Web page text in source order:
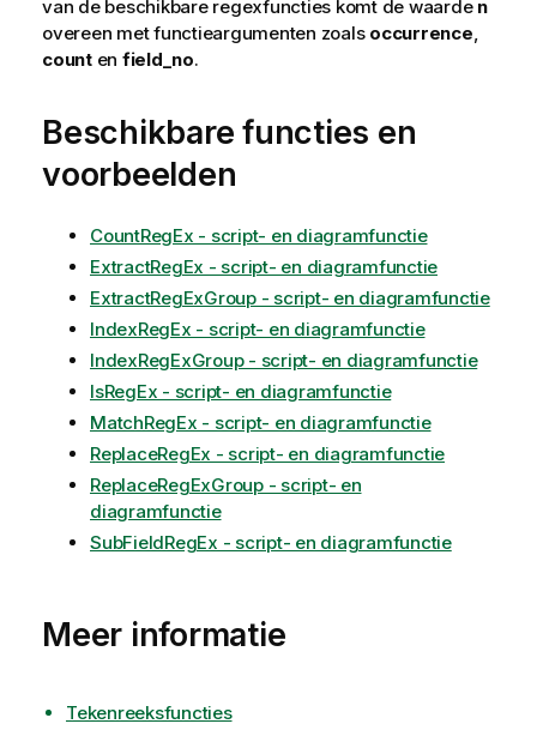
van de beschikbare regexfuncties komt de waarde n
overeen met functieargumenten zoals occurrence,
counten field_no.
Beschikbare functies en
voorbeelden
CountRegEx - script- en diagramfunctie
ExtractRegEx - script- en diagramfunctie
ExtractRegExGroup - script- en diagramfunctie
IndexRegEx - script- en diagramfunctie
IndexRegExGroup - script- en diagramfunctie
IsRegEx - script- en diagramfunctie
MatchRegEx - script- en diagramfunctie
ReplaceRegEx - script- en diagramfunctie
ReplaceRegExGroup - script- en
diagramfunctie
SubFieldRegEx - script- en diagramfunctie
Meer informatie
Tekenreeksfuncties